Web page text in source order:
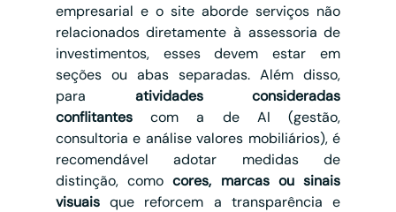
empresarial e o site aborde serviços não
relacionados diretamente à assessoria de
investimentos, esses devem estar em
seções ou abas separadas. Além disso,
para atividades consideradas
conflitantes com a de AI (gestão,
consultoria e análise valores mobiliários), é
recomendável adotar medidas de
distinção, como cores, marcas ou sinais
visuais que reforcem a transparência e